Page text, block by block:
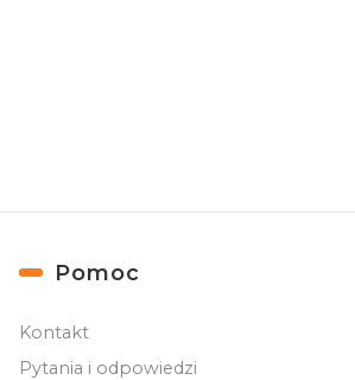
Linki w stopce
Pomoc
Kontakt
Pytania i odpowiedzi